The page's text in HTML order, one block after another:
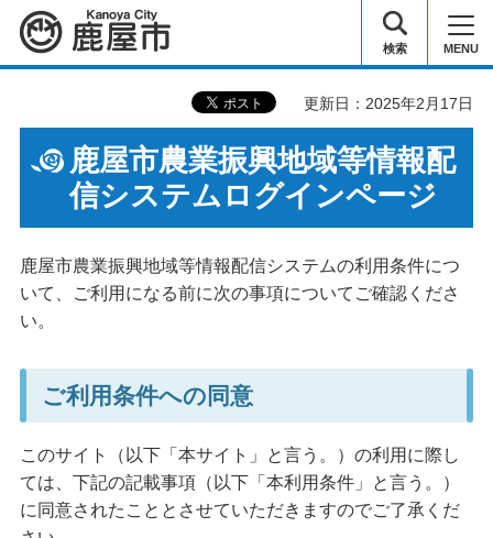
鹿屋市 検索 MENU
更新日：2025年2月17日
鹿屋市農業振興地域等情報配
信システムログインページ
鹿屋市農業振興地域等情報配信システムの利用条件につ
いて、ご利用になる前に次の事項についてご確認くださ
い。
ご利用条件への同意
このサイト（以下「本サイト」と言う。）の利用に際し
ては、下記の記載事項（以下「本利用条件」と言う。）
に同意されたこととさせていただきますのでご了承くだ